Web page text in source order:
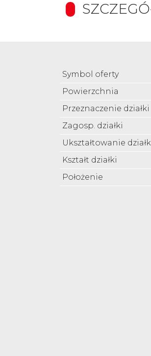
Symbol oferty
Powierzchnia
Przeznaczenie działki
Zagosp. działki
Ukształtowanie
Kształt działki
Położenie